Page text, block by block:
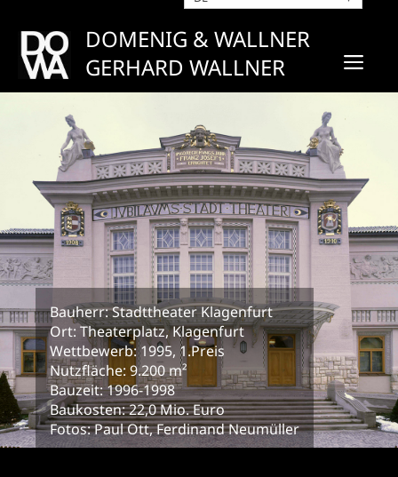
Inhalt
springen
DOMENIG & WALLNER
GERHARD WALLNER
Bauherr: Stadttheater Klagenfurt
Ort: Theaterplatz, Klagenfurt
Wettbewerb: 1995, 1.Preis
Nutzfläche: 9.200 m²
Bauzeit: 1996-1998
Baukosten: 22,0 Mio. Euro
Fotos: Paul Ott, Ferdinand Neumüller